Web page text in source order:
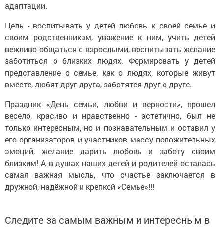
адаптации.
Цель - воспитывать у детей любовь к своей семье и
своим родственникам, уважение к ним, учить детей
вежливо общаться с взрослыми, воспитывать желание
заботиться о близких людях. Формировать у детей
представление о семье, как о людях, которые живут
вместе, любят друг друга, заботятся друг о друге.
Праздник «День семьи, любви и верности», прошел
весело, красиво и нравственно - эстетично, был не
только интересным, но и познавательным и оставил у
его организаторов и участников массу положительных
эмоций, желание дарить любовь и заботу своим
близким! А в душах наших детей и родителей осталась
самая важная мысль, что счастье заключается в
дружной, надёжной и крепкой «Семье»!!!
Следите за самым важным и интересным в